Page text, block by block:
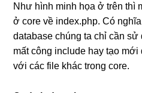
Như hình minh họa ở trên thì
ở core về index.php. Có
database chúng ta chỉ cần
mất công include hay tạo
với các file khác trong core.